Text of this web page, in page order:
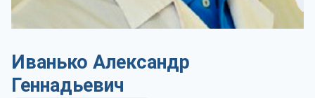
Иванько Александр
Геннадьевич